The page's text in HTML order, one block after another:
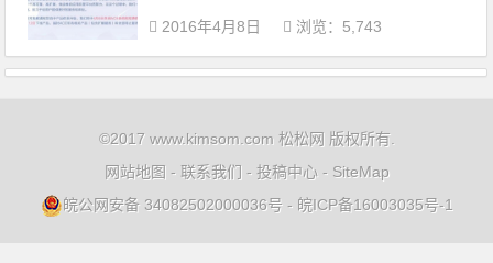
2016年4月8日 浏览：5,743
©2017 www.kimsom.com 松松网 版权所有.
网站地图- 联系我们- 投稿中心 - SiteMap
皖公网安备 34082502000036号- 皖ICP备16003035号-1